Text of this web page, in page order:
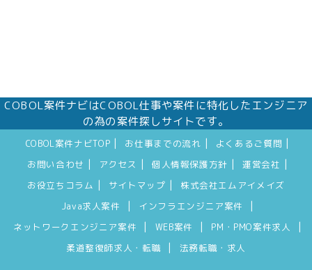
COBOL案件ナビはCOBOL仕事や案件に特化したエンジニア
の為の案件探しサイトです。
COBOL案件ナビTOP お仕事までの流れ よくあるご質問
お問い合わせ アクセス 個人情報保護方針 運営会社
お役立ちコラム サイトマップ
株式会社エムアイメイズ
Java求人案件
インフラエンジニア案件
ネットワークエンジニア案件 WEB案件 PM・PMO案件求人
柔道整復師求人・転職 法務転職・求人